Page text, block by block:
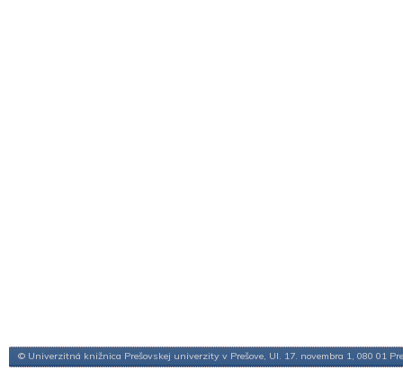
© Univerzitná knižnica Prešovskej univerzity v Prešove, Ul. 17. novembra 1, 080 01